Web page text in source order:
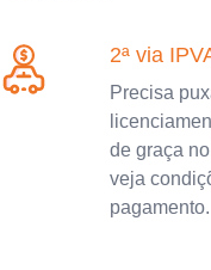
2ª via
Precisa
de graça
veja
pagamento.